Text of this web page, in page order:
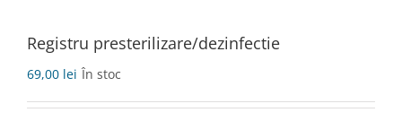
Registru presterilizare/dezinfectie
69,00 lei În stoc